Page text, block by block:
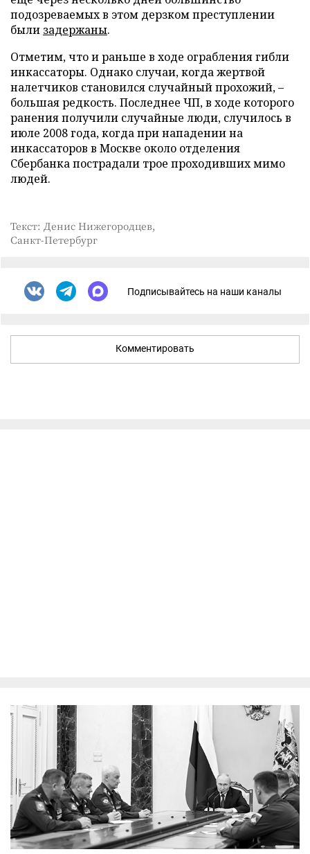
подозреваемых в этом дерзком преступлении
были задержаны.
Отметим, что и раньше в ходе ограбления гибли
инкассаторы. Однако случаи, когда жертвой
налетчиков становился случайный прохожий, –
большая редкость. Последнее ЧП, в ходе которого
ранения получили случайные люди, случилось в
июле 2008 года, когда при нападении на
инкассаторов в Москве около отделения
Сбербанка пострадали трое проходивших мимо
людей.
Текст: Денис Нижегородцев,
Санкт-Петербург
Подписывайтесь на наши каналы
Комментировать